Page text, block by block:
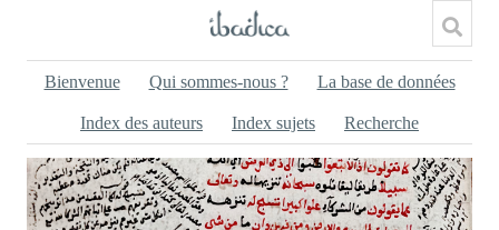
Bienvenue Qui sommes-nous ? La base de données
Index des auteurs Index sujets Recherche